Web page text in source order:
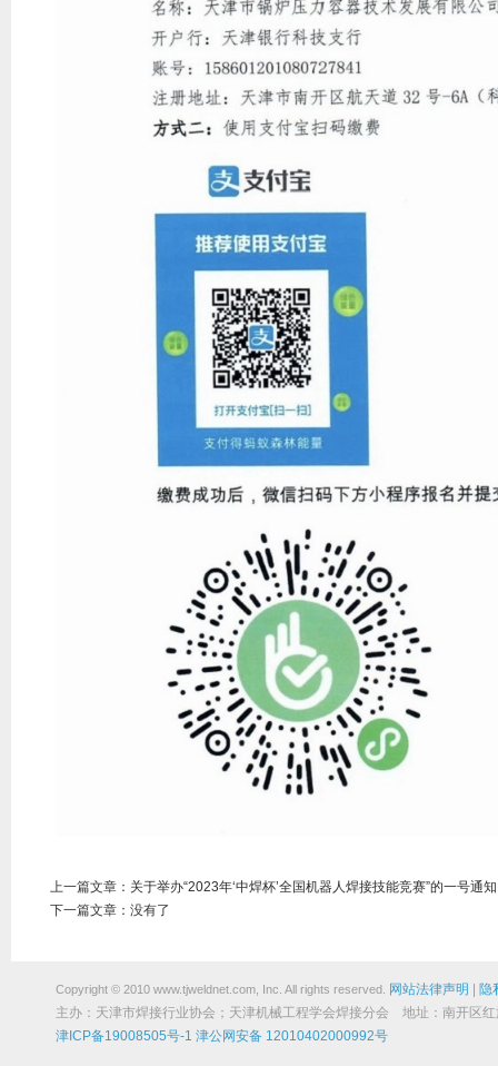
上一篇文章： 关于举办“2023年‘中焊杯’全国机器人焊接技能竞赛”的一号通知
下一篇文章：没有了
Copyright © 2010 www.tjweldnet.com, Inc. All rights reserved. 网站法律声明
隐
主办：天津市焊接行业协会；天津机械工程学会焊接分会 地址：南开
津ICP备19008505号-1 津公网安备 12010402000992号